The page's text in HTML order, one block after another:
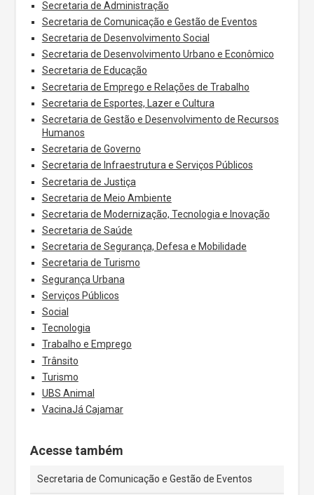
Secretaria de Administração
Secretaria de Comunicação e Gestão de Eventos
Secretaria de Desenvolvimento Social
Secretaria de Desenvolvimento Urbano e Econômico
Secretaria de Educação
Secretaria de Emprego e Relações de Trabalho
Secretaria de Esportes, Lazer e Cultura
Secretaria de Gestão e Desenvolvimento de Recursos
Humanos
Secretaria de Governo
Secretaria de Infraestrutura e Serviços Públicos
Secretaria de Justiça
Secretaria de Meio Ambiente
Secretaria de Modernização, Tecnologia e Inovação
Secretaria de Saúde
Secretaria de Segurança, Defesa e Mobilidade
Secretaria de Turismo
Segurança Urbana
Serviços Públicos
Social
Tecnologia
Trabalho e Emprego
Trânsito
Turismo
UBS Animal
VacinaJá Cajamar
Acesse também
Secretaria de Comunicação e Gestão de Eventos